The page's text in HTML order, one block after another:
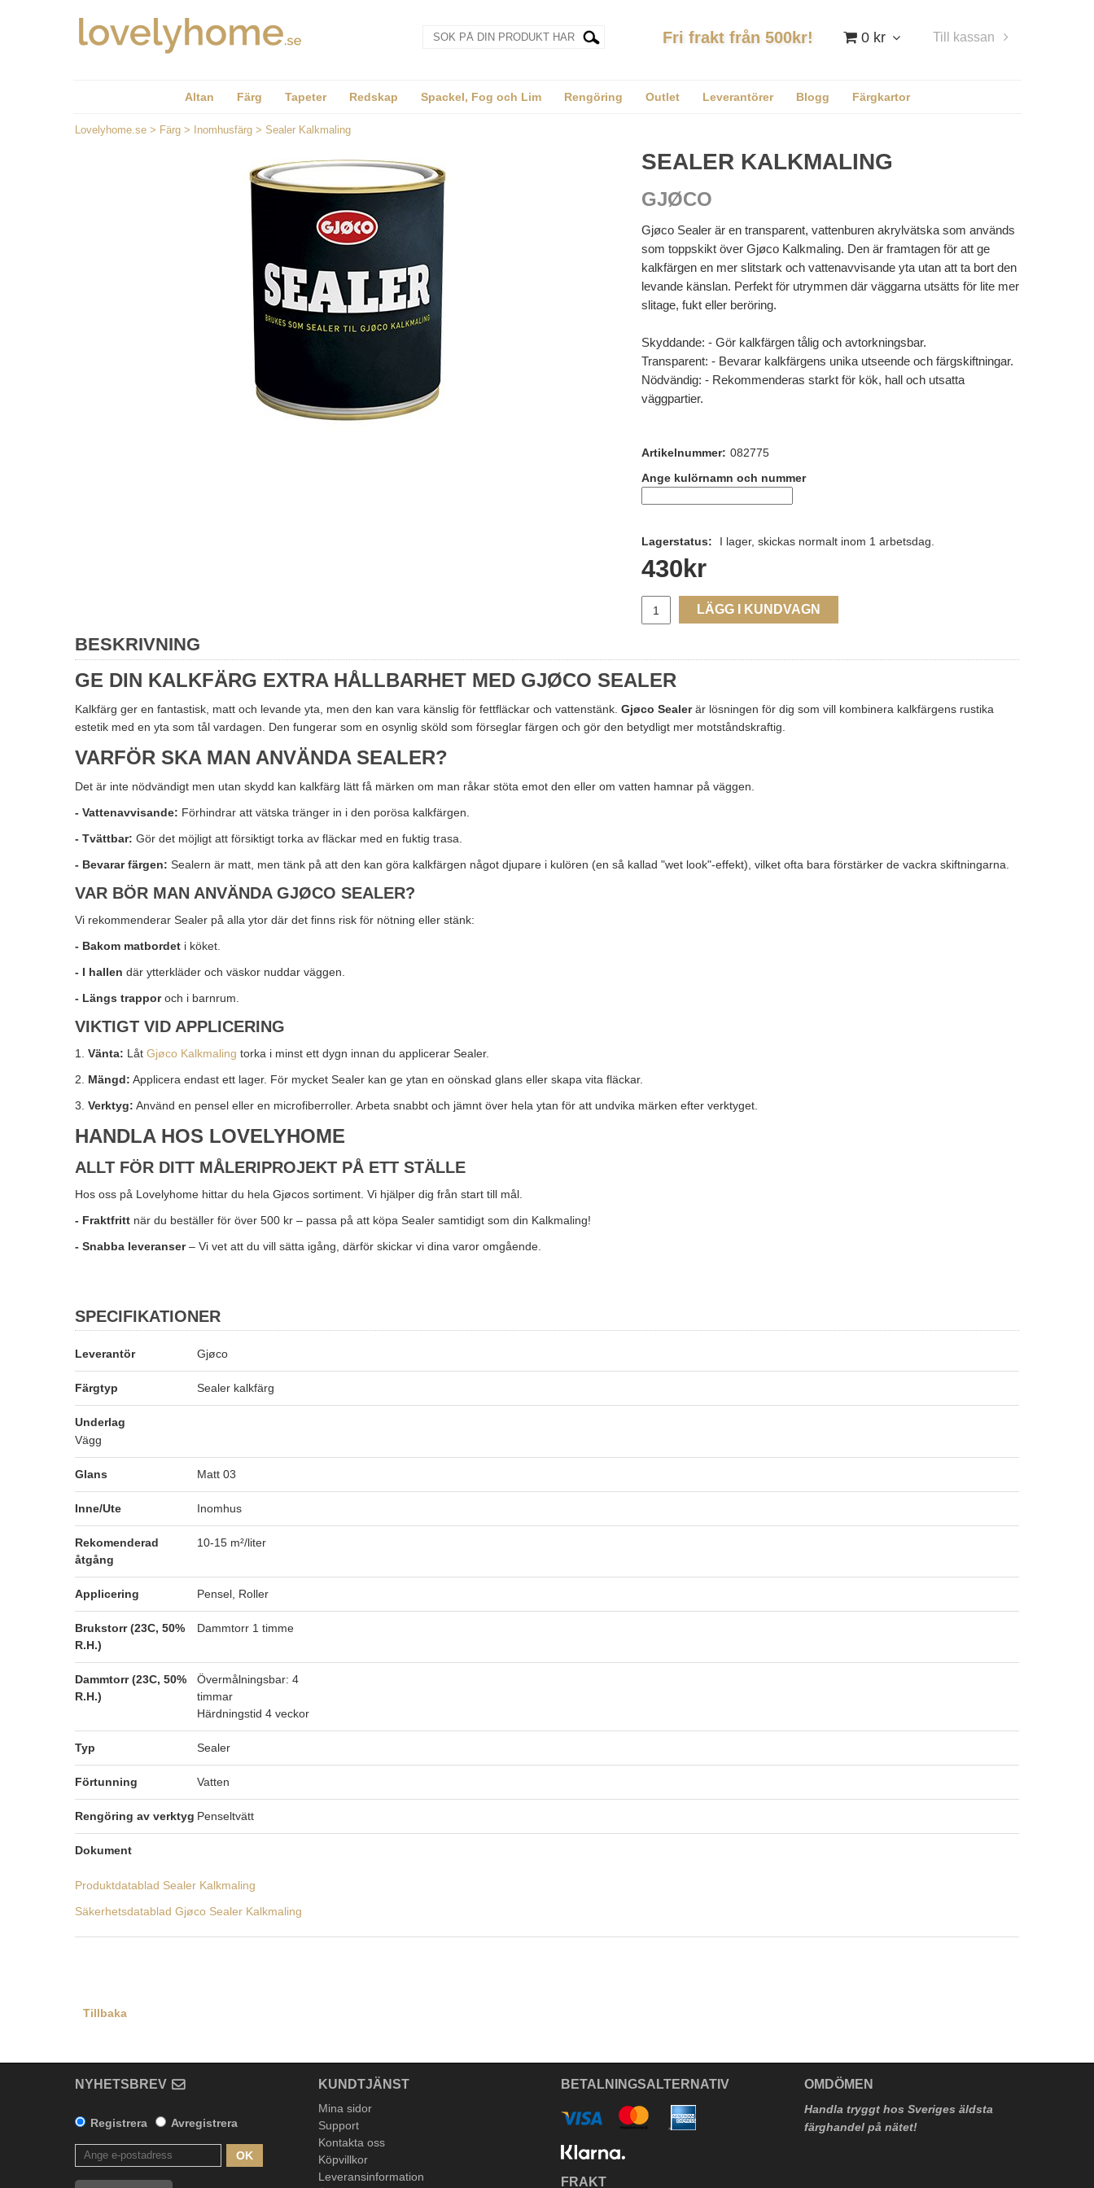
0 kr Till kassan
Fri frakt från 500kr!
Altan Färg Tapeter Redskap Spackel, Fog och Lim Rengöring Outlet Leverantörer Blogg Färgkartor
Lovelyhome.se > Färg > Inomhusfärg > Sealer Kalkmaling
SEALER KALKMALING
GJØCO
Gjøco Sealer är en transparent, vattenburen akrylvätska som används
som toppskikt över Gjøco Kalkmaling. Den är framtagen för att ge
kalkfärgen en mer slitstark och vattenavvisande yta utan att ta bort den
levande känslan. Perfekt för utrymmen där väggarna utsätts för lite mer
slitage, fukt eller beröring.
Skyddande: - Gör kalkfärgen tålig och avtorkningsbar.
Transparent: - Bevarar kalkfärgens unika utseende och färgskiftningar.
Nödvändig: - Rekommenderas starkt för kök, hall och utsatta
väggpartier.
Artikelnummer: 082775
Ange kulörnamn och nummer
Lagerstatus: I lager, skickas normalt inom 1 arbetsdag.
430 kr
LÄGG I KUNDVAGN
BESKRIVNING
GE DIN KALKFÄRG EXTRA HÅLLBARHET MED GJØCO SEALER
Kalkfärg ger en fantastisk, matt och levande yta, men den kan vara känslig för fettfläckar och vattenstänk. Gjøco Sealerär lösningen för dig som vill kombinera kalkfärgens rustika
estetik med en yta som tål vardagen. Den fungerar som en osynlig sköld som förseglar färgen och gör den betydligt mer motståndskraftig.
VARFÖR SKA MAN ANVÄNDA SEALER?
Det är inte nödvändigt men utan skydd kan kalkfärg lätt få märken om man råkar stöta emot den eller om vatten hamnar på väggen.
- Vattenavvisande: Förhindrar att vätska tränger in i den porösa kalkfärgen.
- Tvättbar: Gör det möjligt att försiktigt torka av fläckar med en fuktig trasa.
- Bevarar färgen: Sealern är matt, men tänk på att den kan göra kalkfärgen något djupare i kulören (en så kallad "wet look"-effekt), vilket ofta bara förstärker de vackra skiftningarna.
VAR BÖR MAN ANVÄNDA GJØCO SEALER?
Vi rekommenderar Sealer på alla ytor där det finns risk för nötning eller stänk:
- Bakom matbordet i köket.
- I hallen där ytterkläder och väskor nuddar väggen.
- Längs trapporoch i barnrum.
VIKTIGT VID APPLICERING
1. Vänta: Låt Gjøco Kalkmaling torka i minst ett dygn innan du applicerar Sealer.
2. Mängd: Applicera endast ett lager. För mycket Sealer kan ge ytan en oönskad glans eller skapa vita fläckar.
3. Verktyg: Använd en pensel eller en microfiberroller. Arbeta snabbt och jämnt över hela ytan för att undvika märken efter verktyget.
HANDLA HOS LOVELYHOME
ALLT FÖR DITT MÅLERIPROJEKT PÅ ETT STÄLLE
Hos oss på Lovelyhome hittar du hela Gjøcos sortiment. Vi hjälper dig från start till mål.
- Fraktfritt när du beställer för över 500 kr – passa på att köpa Sealer samtidigt som din Kalkmaling!
- Snabba leveranser– Vi vet att du vill sätta igång, därför skickar vi dina varor omgående.
SPECIFIKATIONER
Leverantör Gjøco
Färgtyp Sealer kalkfärg
Underlag
Vägg
Glans Matt 03
Inne/Ute Inomhus
Rekomenderad
åtgång
10-15 m²/liter
Applicering Pensel, Roller
Brukstorr (23C, 50%
R.H.)
Dammtorr 1 timme
Dammtorr (23C, 50%
R.H.)
Övermålningsbar: 4
timmar
Härdningstid 4 veckor
Typ Sealer
Förtunning Vatten
Rengöring av verktyg Penseltvätt
Dokument
Produktdatablad Sealer Kalkmaling
Säkerhetsdatablad Gjøco Sealer Kalkmaling
Tillbaka
NYHETSBREV
Registrera Avregistrera
OK
KUNDTJÄNST
Mina sidor
Support
Kontakta oss
Köpvillkor
Leveransinformation
BETALNINGSALTERNATIV
FRAKT
OMDÖMEN
Handla tryggt hos Sveriges äldsta
färghandel på nätet!